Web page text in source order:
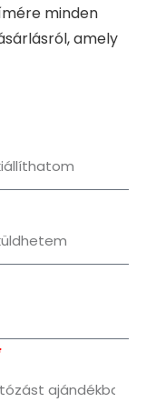
minden
amely